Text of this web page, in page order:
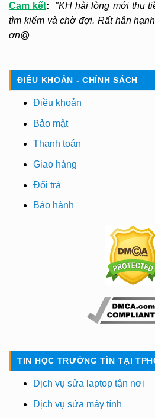
Cam kết:
"KH hài lòng mới thu
tìm kiếm và chờ đợi. Rất hân
ơn@
ĐIỀU KHOẢN - CHÍNH SÁCH
Điều khoản
Bảo mật
Thanh toán
Giao hàng
Đổi trả
Bảo hành
TIN HỌC TRƯỜNG TÍN TẠI
Dịch vụ sửa laptop tận nơi
Dịch vụ sửa máy tính